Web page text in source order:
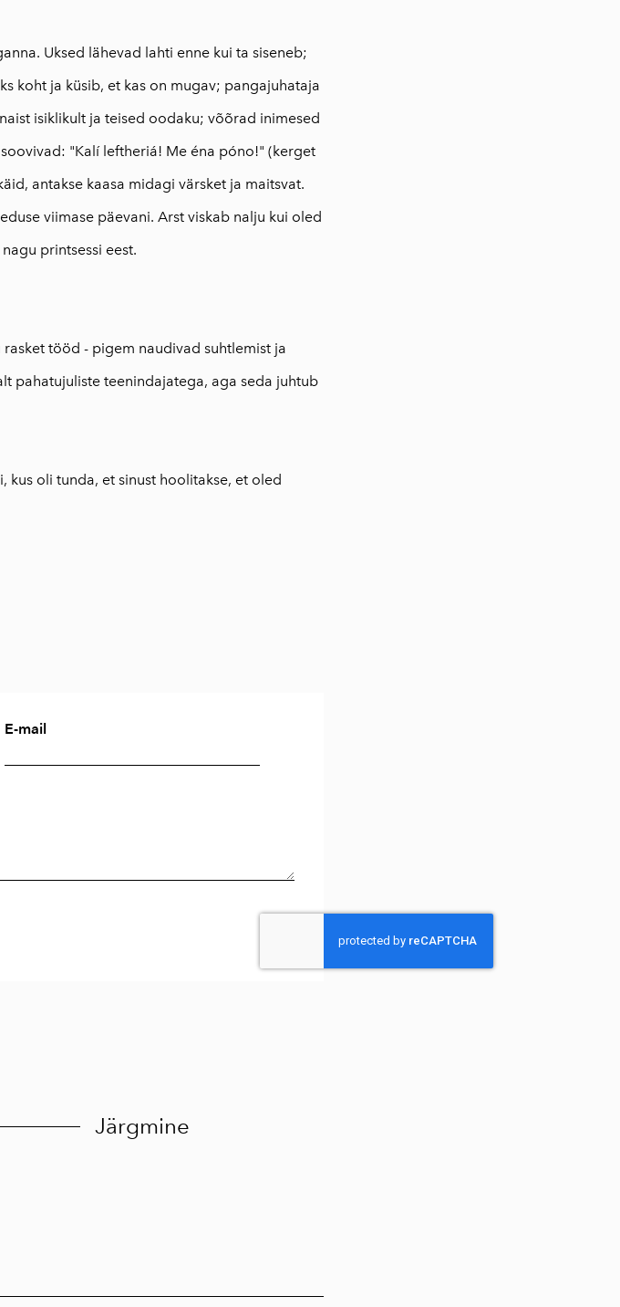
Uksed lähevad lahti enne kui ta siseneb;
koht ja küsib, et kas on mugav; pangajuhataja
isiklikult ja teised oodaku; võõrad inimesed
"Kalí leftheriá! Me éna póno!" (kerget
antakse kaasa midagi värsket ja maitsvat.
viimase päevani. Arst viskab nalju kui oled
printsessi eest.
tööd - pigem naudivad suhtlemist ja
pahatujuliste teenindajatega, aga seda juhtub
kus oli tunda, et sinust hoolitakse, et oled
E-mail
Järgmine